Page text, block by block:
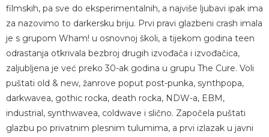
filmskih, pa sve do eksperimentalnih, a najviše ljubavi ipak ima
za nazovimo to darkersku briju. Prvi pravi glazbeni crash imala
je s grupom Wham! u osnovnoj školi, a tijekom godina teen
odrastanja otkrivala bezbroj drugih izvođača i izvođačica,
zaljubljena je već preko 30-ak godina u grupu The Cure. Voli
puštati old & new, žanrove poput post-punka, synthpopa,
darkwavea, gothic rocka, death rocka, NDW-a, EBM,
industrial, synthwavea, coldwave i slično. Započela puštati
glazbu po privatnim plesnim tulumima, a prvi izlazak u javni